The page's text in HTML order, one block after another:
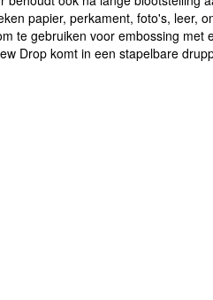
papier, perkament, foto's, leer,
te gebruiken voor embossing
Drop komt in een stapelbare